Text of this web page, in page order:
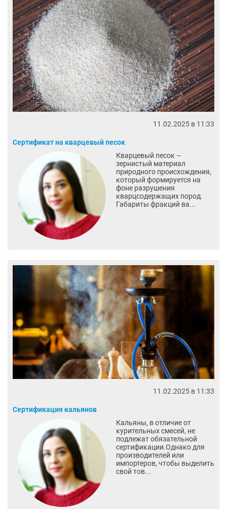
11.02.2025 в 11:33
Сертификат на кварцевый песок
Кварцевый песок –
зернистый материал
природного происхождения,
который формируется на
фоне разрушения
кварцсодержащих пород.
Габариты фракций ва...
11.02.2025 в 11:33
Сертификация кальянов
Кальяны, в отличие от
курительных смесей, не
подлежат обязательной
сертификации.Однако для
производителей или
импортеров, чтобы выделить
свой тов...